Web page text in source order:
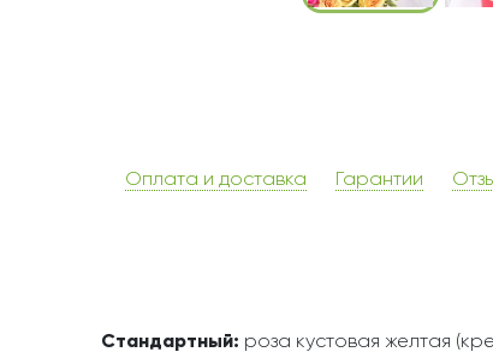
Оплата и доставка Гарантии
Стандартный: роза кустовая желтая